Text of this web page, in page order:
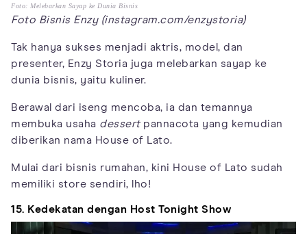
Foto: Melebarkan Sayap ke Dunia Bisnis
Foto Bisnis Enzy (instagram.com/enzystoria)
Tak hanya sukses menjadi aktris, model, dan
presenter, Enzy Storia juga melebarkan sayap ke
dunia bisnis, yaitu kuliner.
Berawal dari iseng mencoba, ia dan temannya
membuka usaha dessertpannacota yang kemudian
diberikan nama House of Lato.
Mulai dari bisnis rumahan, kini House of Lato sudah
memiliki store sendiri, lho!
15. Kedekatan dengan Host Tonight Show